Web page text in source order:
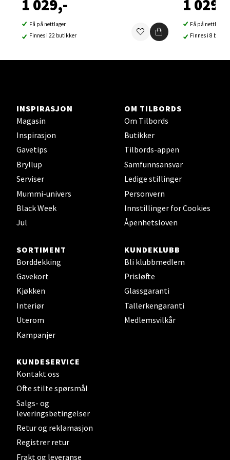
1 029,-
Få på nettlager
Finnes i 22 butikker
1 029,-
Få på nettlager
Finnes i 8
INSPIRASJON
Magasin
Inspirasjon
Gavetips
Bryllup
Serviser
Mummi-univers
Black Week
Jul
OM TILBORDS
Om Tilbords
Butikker
Tilbords-appen
Samfunnsansvar
Ledige stillinger
Personvern
Innstillinger for Cookies
Åpenhetsloven
SORTIMENT
Borddekking
Gavekort
Kjøkken
Interiør
Uterom
Kampanjer
KUNDEKLUBB
Bli klubbmedlem
Prisløfte
Glassgaranti
Tallerkengaranti
Medlemsvilkår
KUNDESERVICE
Kontakt oss
Ofte stilte spørsmål
Salgs- og
leveringsbetingelser
Retur og reklamasjon
Registrer retur
Frakt og leveranse
2 i butikk
Velg
Strangata 26, 8400 Sortland
Åpent i dag 10-19
1 i butikk
Velg
Steinkjer - Thon Senter Steinkjer
Åpent i dag 10-20
0 i butikk
Velg
Torgbakken 2, 5401 Stord
Åpent i dag 10-17
0 i butikk